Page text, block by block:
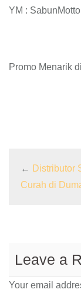
YM :
Promo Menarik
← Distributor
Curah di
Leave a
Your email